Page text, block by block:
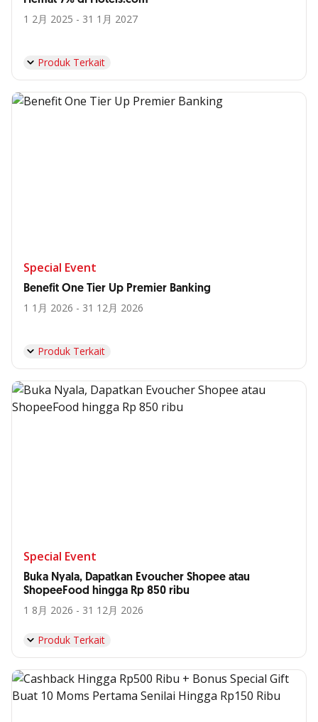
1 2月 2025 - 31 1月 2027
Produk Terkait
Special Event
Benefit One Tier Up Premier Banking
1 1月 2026 - 31 12月 2026
Produk Terkait
Special Event
Buka Nyala, Dapatkan Evoucher Shopee atau
ShopeeFood hingga Rp 850 ribu
1 8月 2026 - 31 12月 2026
Produk Terkait